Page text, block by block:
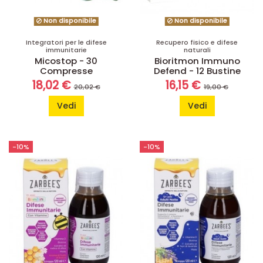
Non disponibile
Integratori per le difese
immunitarie
Micostop - 30
Compresse
18,02 €20,02 €
Vedi
Non disponibile
Recupero fisico e difese
naturali
Bioritmon Immuno
Defend - 12 Bustine
16,15 € 19,00 €
Vedi
-10% -10%